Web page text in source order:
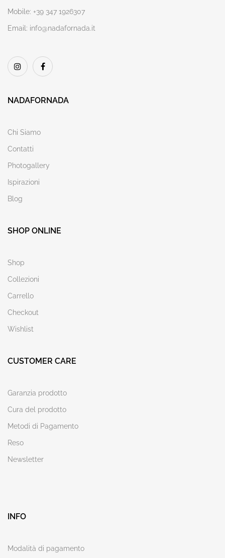
Mobile: +39 347 1926307
Email: info@nadafornada.it
NADAFORNADA
Chi Siamo
Contatti
Photogallery
Ispirazioni
Blog
SHOP ONLINE
Shop
Collezioni
Carrello
Checkout
Wishlist
CUSTOMER CARE
Garanzia prodotto
Cura del prodotto
Metodi di Pagamento
Reso
Newsletter
INFO
Modalità di pagamento